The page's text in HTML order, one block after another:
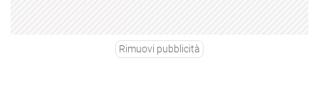
Rimuovi pubblicità